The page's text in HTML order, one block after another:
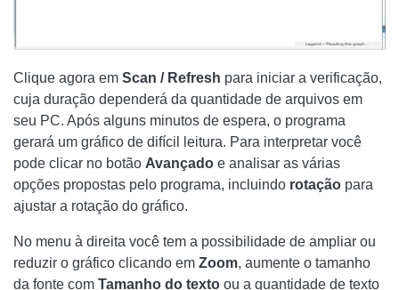
Clique agora em Scan / Refresh para iniciar a verificação,
cuja duração dependerá da quantidade de arquivos em
seu PC. Após alguns minutos de espera, o programa
gerará um gráfico de difícil leitura. Para interpretar você
pode clicar no botão Avançado e analisar as várias
opções propostas pelo programa, incluindo rotação para
ajustar a rotação do gráfico.
No menu à direita você tem a possibilidade de ampliar ou
reduzir o gráfico clicando em Zoom, aumente o tamanho
da fonte com Tamanho do texto ou a quantidade de texto